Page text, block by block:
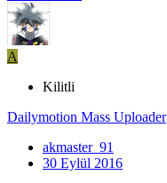
A
Kilitli
Dailymotion Mass Uploader
akmaster_91
30 Eylül 2016